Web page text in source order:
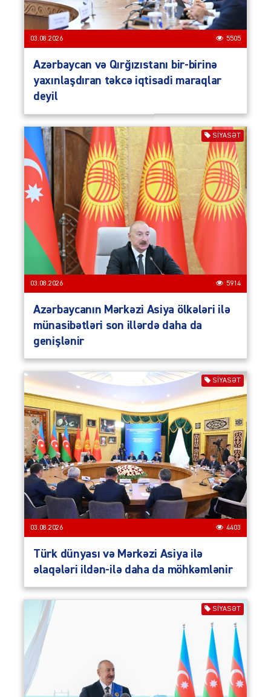
03.08.2026 5505
Azərbaycan və Qırğızıstanı bir-birinə
yaxınlaşdıran təkcə iqtisadi maraqlar
deyil
SIYASƏT
03.08.2026 5914
Azərbaycanın Mərkəzi Asiya ölkələri ilə
münasibətləri son illərdə daha da
genişlənir
SIYASƏT
03.08.2026 4403
Türk dünyası və Mərkəzi Asiya ilə
əlaqələri ildən-ilə daha da möhkəmlənir
SIYASƏT